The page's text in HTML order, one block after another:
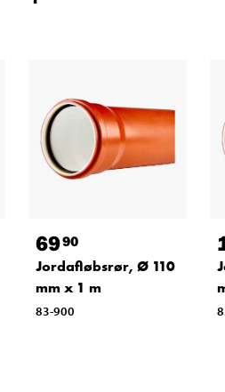
6990
Jordafløbsrør, Ø 110
mm x 1 m
83-900